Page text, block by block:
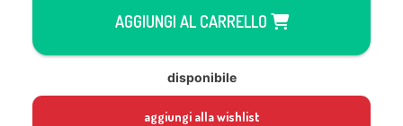
AGGIUNGI AL CARRELLO
disponibile
aggiungi alla wishlist